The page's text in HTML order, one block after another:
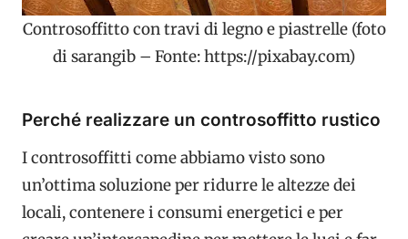
Controsoffitto con travi di legno e piastrelle (foto
di sarangib – Fonte: https://pixabay.com)
Perché realizzare un controsoffitto rustico
I controsoffitti come abbiamo visto sono
un’ottima soluzione per ridurre le altezze dei
locali, contenere i consumi energetici e per